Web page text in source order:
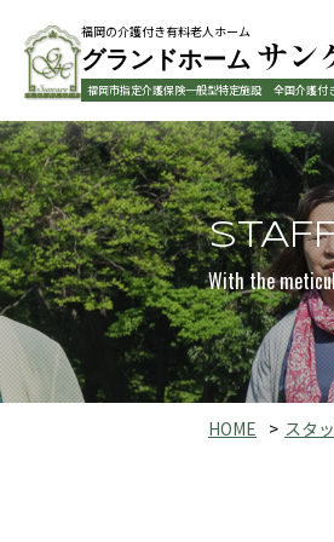
福岡の介護付き有料老人ホーム
グランドホーム サン
福岡市指定介護保険一般型特定施設 全国介護付
With the
HOME スタ